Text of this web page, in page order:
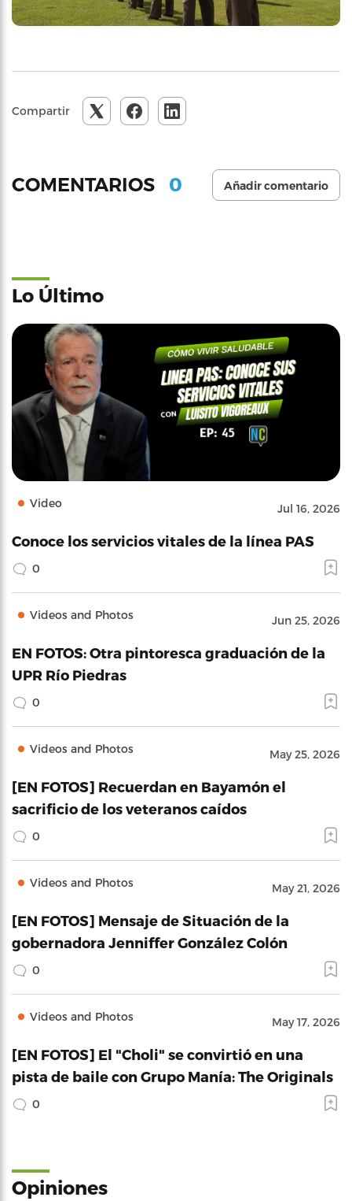
Compartir
COMENTARIOS 0 Añadir comentario
Lo Último
Video Jul 16, 2026
Conoce los servicios vitales de la línea PAS
0
Videos and Photos Jun 25, 2026
EN FOTOS: Otra pintoresca graduación de la
UPR Río Piedras
0
Videos and Photos May 25, 2026
[EN FOTOS] Recuerdan en Bayamón el
sacrificio de los veteranos caídos
0
Videos and Photos May 21, 2026
[EN FOTOS] Mensaje de Situación de la
gobernadora Jenniffer González Colón
0
Videos and Photos May 17, 2026
[EN FOTOS] El "Choli" se convirtió en una
pista de baile con Grupo Manía: The Originals
0
Opiniones